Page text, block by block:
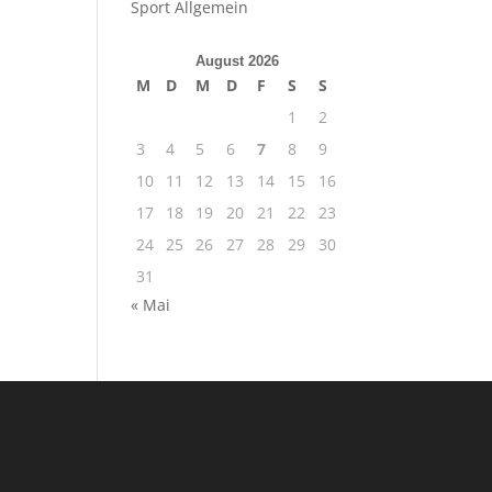
Sport Allgemein
August 2026
M D M D F S
S
1
2
3
4 5 6 7 8
9
10
11 12 13 14 15
16
17
18 19 20 21 22
23
24 25 26 27 28 29
30
31
« Mai